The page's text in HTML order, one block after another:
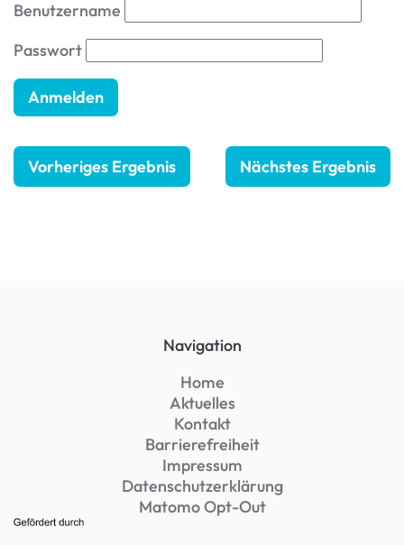
Benutzername
Passwort
Vorheriges Ergebnis Nächstes Ergebnis
Navigation
Home
Aktuelles
Kontakt
Barrierefreiheit
Impressum
Datenschutzerklärung
Matomo Opt-Out